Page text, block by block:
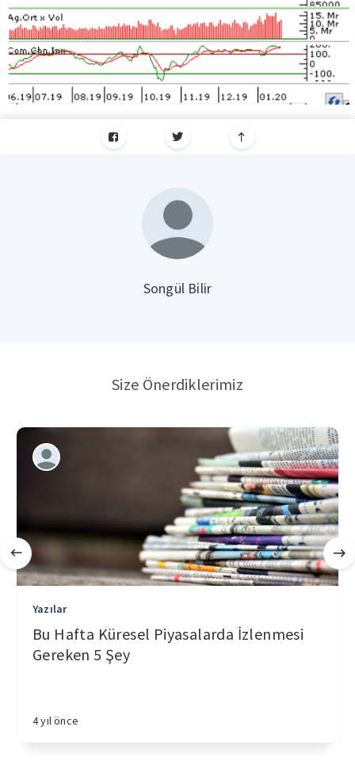
Songül Bilir
Size Önerdiklerimiz
Yazılar
Bu Hafta Küresel Piyasalarda İzlenmesi
Gereken 5 Şey
4 yıl önce